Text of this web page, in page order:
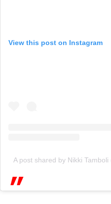
View this post on Instagram
A post shared by Nikki